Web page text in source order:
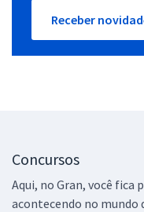
Receber
Concursos
Aqui, no Gran, você fica
acontecendo no mundo